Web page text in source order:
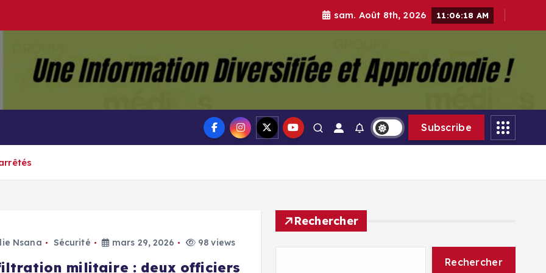
sam. Août 8th, 2026 11:06:18 AM
Groupe Aigle Médias
Subscribe
Nsana Sécurité mars 29, 2026 98 views
militaire : deux officiers
Rechercher
Rechercher